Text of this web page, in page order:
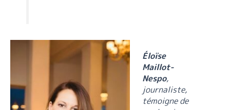
Éloïse
Maillot-
Nespo,
journaliste,
témoigne de